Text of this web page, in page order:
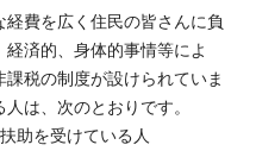
費を広く住民の皆さんに負
済的、身体的事情等によ
税の制度が設けられていま
は、次のとおりです。
助を受けている人